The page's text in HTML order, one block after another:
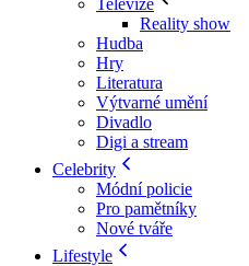
Televize
Reality show
Hudba
Hry
Literatura
Výtvarné umění
Divadlo
Digi a stream
Celebrity
Módní policie
Pro pamětníky
Nové tváře
Lifestyle